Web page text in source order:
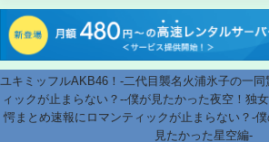
ユキミッフルAKB46！-二代目襲名火浦氷子の一
ィックが止まらない？--僕が見たかった夜空！独
愕まとめ速報にロマンティックが止まらない？-
見たかった星空編-